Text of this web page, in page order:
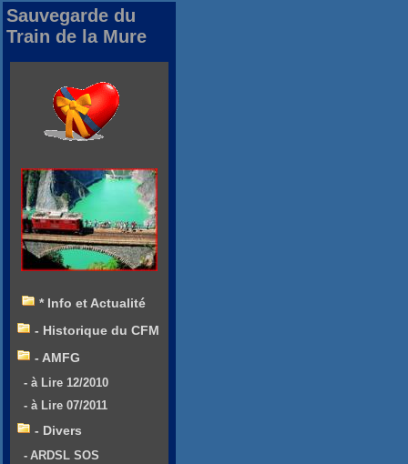
Sauvegarde du
Train de la Mure
* Info et Actualité
- Historique du CFM
- AMFG
- à Lire 12/2010
- à Lire 07/2011
- Divers
- ARDSL SOS